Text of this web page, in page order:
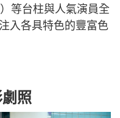
等台柱與人氣演員全
入各具特色的豐富色
劇照